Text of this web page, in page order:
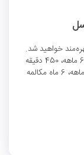
خواهید شد.
با تمام خطوط داخلی کشور 6 ماهه، 6 ماه مکالمه